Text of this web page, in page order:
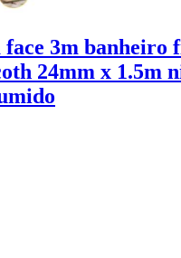
3m banheiro
24mm x 1.5m